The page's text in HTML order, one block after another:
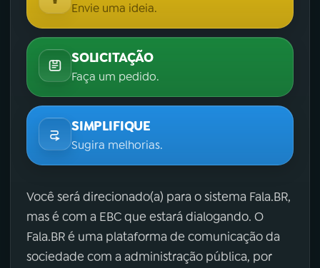
Envie uma ideia.
SOLICITAÇÃO
Faça um pedido.
SIMPLIFIQUE
Sugira melhorias.
Você será direcionado(a) para o sistema Fala.BR,
mas é com a EBC que estará dialogando. O
Fala.BR é uma plataforma de comunicação da
sociedade com a administração pública, por